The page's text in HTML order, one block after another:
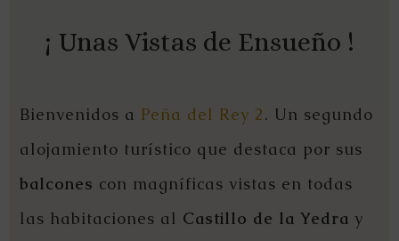
¡ Unas Vistas de Ensueño !
Bienvenidos a Peña del Rey 2. Un segundo
alojamiento turístico que destaca por sus
balcones con magníficas vistas en todas
las habitaciones al Castillo de la Yedra y